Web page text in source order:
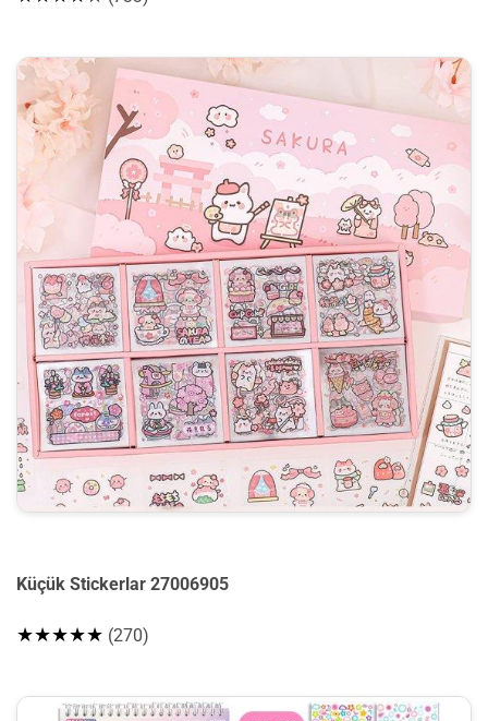
Küçük Stickerlar 27006905
★★★★★ (270)